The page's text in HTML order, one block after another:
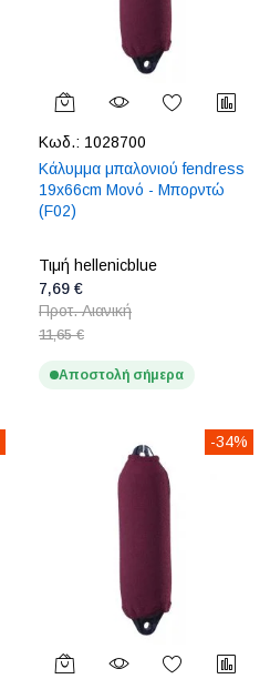
Κωδ.: 1028700
Κάλυμμα μπαλονιού fendress
19x66cm Μονό - Μπορντώ
(F02)
Τιμή hellenicblue
7,69 €
Προτ. Λιανική
11,65 €
Αποστολή σήμερα
-34%